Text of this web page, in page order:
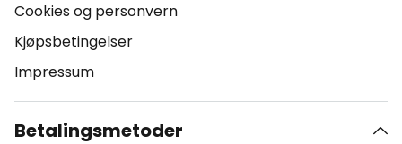
Cookies og personvern
Kjøpsbetingelser
Impressum
Betalingsmetoder